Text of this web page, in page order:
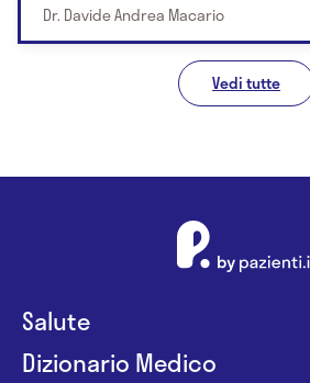
Dr. Davide Andrea Macario
Vedi tutte
Salute
Dizionario Medico